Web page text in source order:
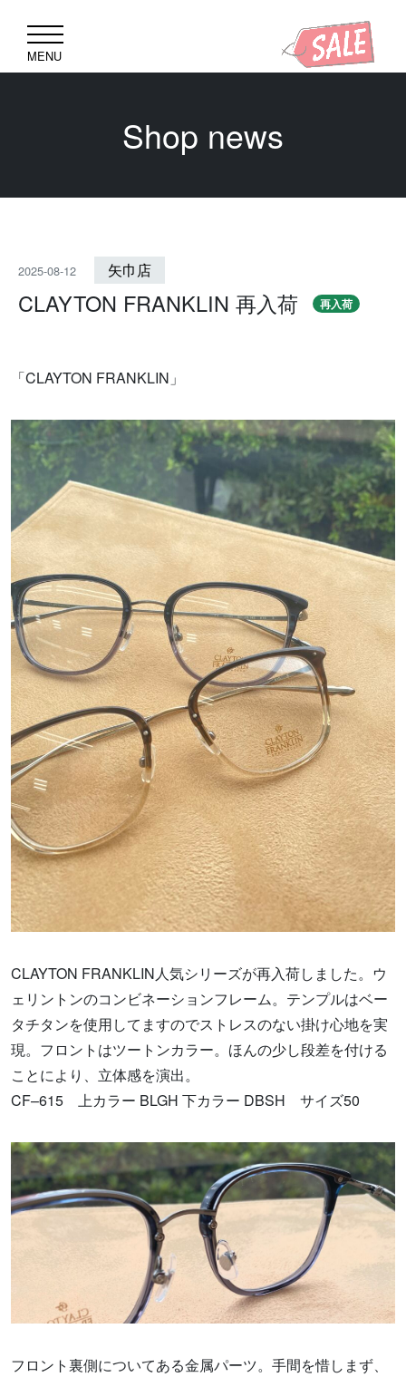
MENU
Shop news
2025-08-12 矢巾店
CLAYTON FRANKLIN 再入荷 再入荷
「CLAYTON FRANKLIN」
CLAYTON FRANKLIN人気シリーズが再入荷しました。ウ
ェリントンのコンビネーションフレーム。テンプルはベー
タチタンを使用してますのでストレスのない掛け心地を実
現。フロントはツートンカラー。ほんの少し段差を付ける
ことにより、立体感を演出。
CF–615 上カラー BLGH 下カラー DBSH サイズ50
フロント裏側についてある金属パーツ。手間を惜しまず、